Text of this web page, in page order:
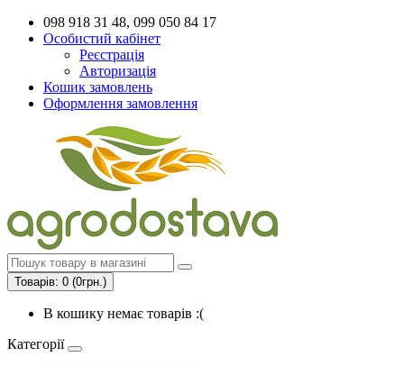
098 918 31 48, 099 050 84 17
Особистий кабінет
Реєстрація
Авторизація
Кошик замовлень
Оформлення замовлення
Товарів: 0 (0грн.)
В кошику немає товарів :(
Категорії